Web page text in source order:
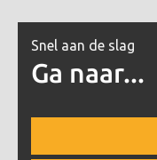
Snel aan de slag
Ga naar...